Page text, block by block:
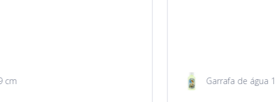
100ml São Jacinto 23 cm